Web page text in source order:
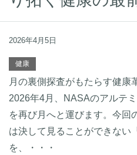
2026年4月5日
健康
月の裏側探査がもたらす健康
2026年4月、NASAのアルテ
を再び月へと運びます。今回
は決して見ることができない
を、・・・